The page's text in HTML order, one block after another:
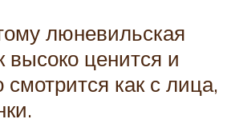
люневильская
высоко ценится и
смотрится как с лица,